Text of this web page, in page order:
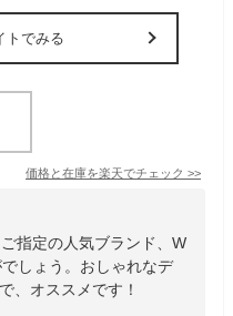
トでみる
価格と在庫を楽天でチェック >>
指定の人気ブランド、W
しょう。おしゃれなデ
、オススメです！